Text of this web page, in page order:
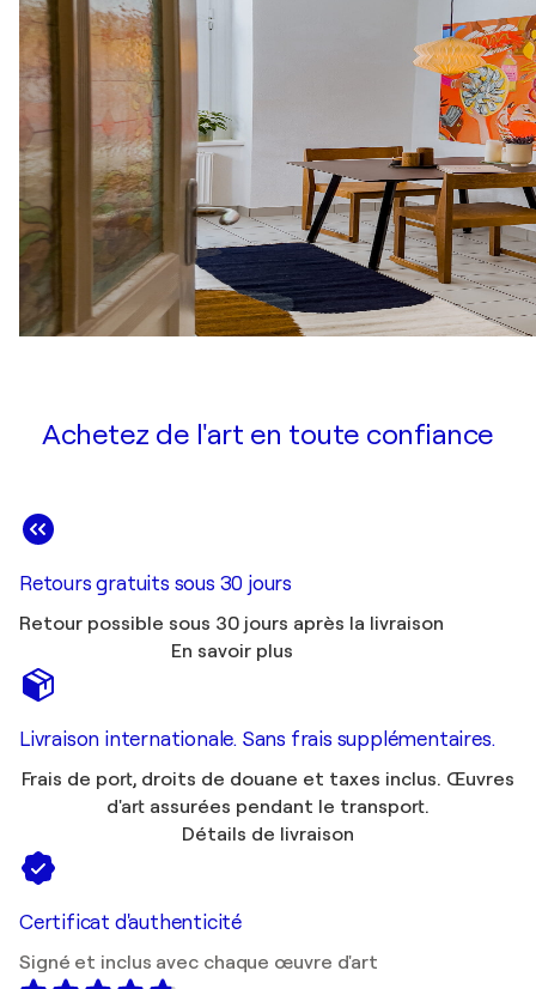
Achetez de l'art en toute confiance
Retours gratuits sous 30 jours
Retour possible sous 30 jours après la livraison
En savoir plus
Livraison internationale. Sans frais supplémentaires.
Frais de port, droits de douane et taxes inclus. Œuvres
d'art assurées pendant le transport.
Détails de livraison
Certificat d'authenticité
Signé et inclus avec chaque œuvre d'art